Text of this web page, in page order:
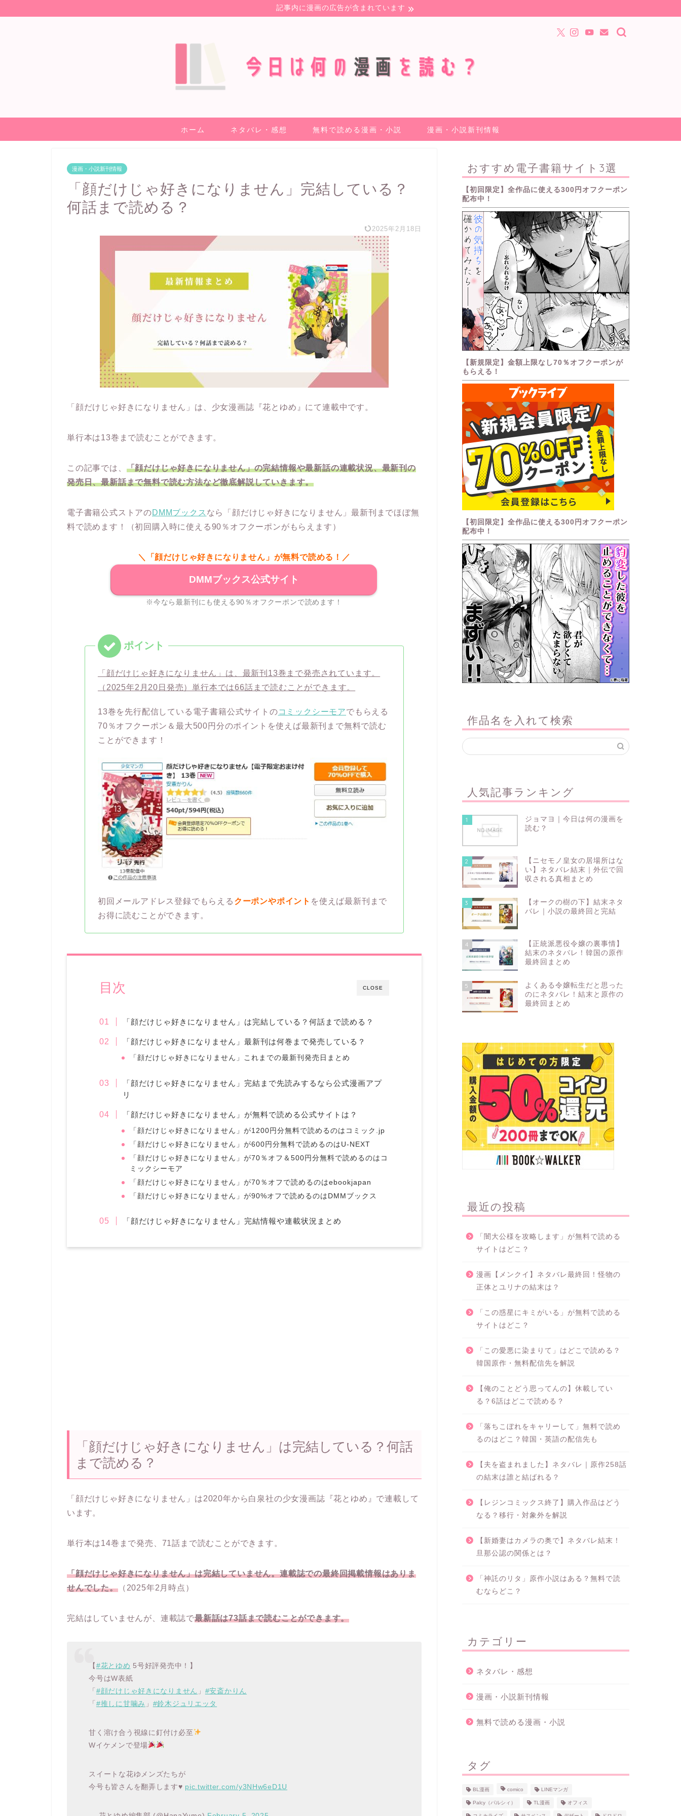
記事内に漫画の広告が含まれています
ホーム ネタバレ・感想 無料で読める漫画・小説 漫画・小説新刊情報
漫画・小説新刊情報
「顔だけじゃ好きになりません」完結している？
何話まで読める？
2025年2月18日
「顔だけじゃ好きになりません」は、少女漫画誌『花とゆめ』にて連載中です。
単行本は13巻まで読むことができます。
この記事では、 「顔だけじゃ好きになりません」の完結情報や最新話の連載状況、最新刊の
発売日、最新話まで無料で読む方法など徹底解説していきます。
電子書籍公式ストアのDMMブックス なら「顔だけじゃ好きになりません」最新刊までほぼ無
料で読めます！（初回購入時に使える90％オフクーポンがもらえます）
＼「顔だけじゃ好きになりません」が無料で読める！／
DMMブックス公式サイト
※今なら最新刊にも使える90％オフクーポンで読めます！
「顔だけじゃ好きになりません」は、最新刊13巻まで発売されています。
（2025年2月20日発売）単行本では66話まで読むことができます。
13巻を先行配信している電子書籍公式サイトのコミックシーモアでもらえる
70％オフクーポン＆最大500円分のポイントを使えば最新刊まで無料で読む
ことができます！
初回メールアドレス登録でもらえる クーポンやポイント を使えば最新刊まで
お得に読むことができます。
CLOSE
目次
「顔だけじゃ好きになりません」は完結している？何話まで読める？
「顔だけじゃ好きになりません」最新刊は何巻まで発売している？
「顔だけじゃ好きになりません」これまでの最新刊発売日まとめ
「顔だけじゃ好きになりません」完結まで先読みするなら公式漫画アプ
リ
「顔だけじゃ好きになりません」が無料で読める公式サイトは？
「顔だけじゃ好きになりません」が1200円分無料で読めるのはコミック.jp
「顔だけじゃ好きになりません」が600円分無料で読めるのはU-NEXT
「顔だけじゃ好きになりません」が70％オフ＆500円分無料で読めるのはコ
ミックシーモア
「顔だけじゃ好きになりません」が70％オフで読めるのはebookjapan
「顔だけじゃ好きになりません」が90%オフで読めるのはDMMブックス
「顔だけじゃ好きになりません」完結情報や連載状況まとめ
「顔だけじゃ好きになりません」は完結している？何話
まで読める？
「顔だけじゃ好きになりません」は2020年から白泉社の少女漫画誌『花とゆめ』で連載して
います。
単行本は14巻まで発売、71話まで読むことができます。
「顔だけじゃ好きになりません」は完結していません。連載誌での最終回掲載情報はありま
せんでした。（2025年2月時点）
完結はしていませんが、連載誌で最新話は73話まで読むことができます。
【#花とゆめ 5号好評発売中！】
今号はW表紙
「 #顔だけじゃ好きになりません 」 #安斎かりん
「 #推しに甘噛み 」 #鈴木ジュリエッタ
甘く溶け合う視線に釘付け必至
Wイケメンで登場
スイートな花ゆメンズたちが
今号も皆さんを翻弄します♥ pic.twitter.com/y3NHw6eD1U
おすすめ電子書籍サイト3選
【初回限定】全作品に使える300円オフクーポン
配布中！
【新規限定】金額上限なし70％オフクーポンが
もらえる！
【初回限定】全作品に使える300円オフクーポン
配布中！
作品名を入れて検索
人気記事ランキング
1
ジョマヨ｜今日は何の漫画を
読む？
2
【ニセモノ皇女の居場所はな
い】ネタバレ結末｜外伝で回
収される真相まとめ
3
【オークの樹の下】結末ネタ
バレ｜小説の最終回と完結
4
【正統派悪役令嬢の裏事情】
結末のネタバレ！韓国の原作
最終回まとめ
5
よくある令嬢転生だと思った
のにネタバレ！結末と原作の
最終回まとめ
最近の投稿
「闇大公様を攻略します」が無料で読める
サイトはどこ？
漫画【メンクイ】ネタバレ最終回！怪物の
正体とユリナの結末は？
「この惑星にキミがいる」が無料で読める
サイトはどこ？
「この愛悪に染まりて」はどこで読める？
韓国原作・無料配信先を解説
【俺のことどう思ってんの】休載してい
る？6話はどこで読める？
「落ちこぼれをキャリーして」無料で読め
るのはどこ？韓国・英語の配信先も
【夫を盗まれました】ネタバレ｜原作258話
の結末は誰と結ばれる？
【レジンコミックス終了】購入作品はどう
なる？移行・対象外を解説
【新婚妻はカメラの奥で】ネタバレ結末！
旦那公認の関係とは？
「神託のリタ」原作小説はある？無料で読
むならどこ？
カテゴリー
ネタバレ・感想
漫画・小説新刊情報
無料で読める漫画・小説
タグ
BL漫画 comico LINEマンガ
Palcy（パルシィ） TL漫画 オフィス